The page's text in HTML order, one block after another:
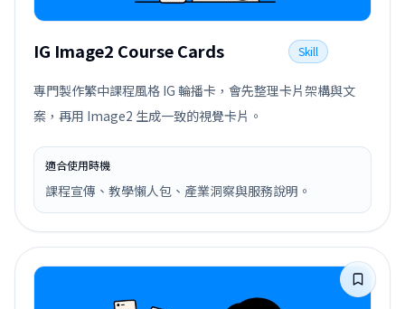
IG Image2 Course Cards Skill
專門製作繁中課程風格 IG 輪播卡，會先整理卡片架構與文
案，再用 Image2 生成一致的視覺卡片。
適合使用時機
課程宣傳、教學懶人包、產業洞察與服務說明。